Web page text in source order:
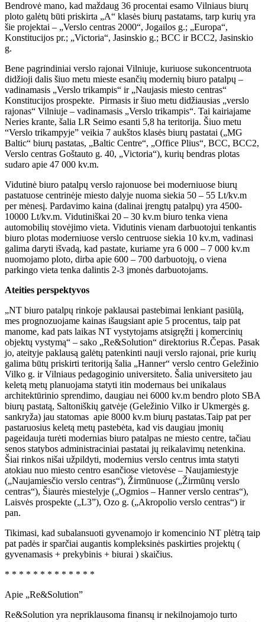
Bendrovė mano, kad maždaug 36 procentai esamo Vilniaus biurų
ploto galėtų būti priskirta „A“ klasės biurų pastatams, tarp kurių yra
šie projektai – „Verslo centras 2000“, Jogailos g.; „Europa“,
Konstitucijos pr.; „Victoria“, Jasinskio g.; BCC ir BCC2, Jasinskio
g.
Bene pagrindiniai verslo rajonai Vilniuje, kuriuose sukoncentruota
didžioji dalis šiuo metu mieste esančių modernių biuro patalpų –
vadinamasis „Verslo trikampis“ ir „Naujasis miesto centras“
Konstitucijos prospekte. Pirmasis ir šiuo metu didžiausias „verslo
rajonas“ Vilniuje – vadinamasis „Verslo trikampis“. Tai kairiajame
Neries krante, šalia LR Seimo esanti 5,8 ha teritorija. Šiuo metu
“Verslo trikampyje” veikia 7 aukštos klasės biurų pastatai („MG
Baltic“ biurų pastatas, „Baltic Centre“, „Office Plius“, BCC, BCC2,
Verslo centras Goštauto g. 40, „Victoria“), kurių bendras plotas
sudaro apie 47 000 kv.m.
Vidutinė biuro patalpų verslo rajonuose bei moderniuose biurų
pastatuose centrinėje miesto dalyje nuoma siekia 50 – 55 Lt/kv.m
per mėnesį. Pardavimo kaina (dalinai įrengtų patalpų) yra 4500-
10000 Lt/kv.m. Vidutiniškai 20 – 30 kv.m biuro tenka viena
automobilių stovėjimo vieta. Vidutinis vienam darbuotojui tenkantis
biuro plotas moderniuose verslo centruose siekia 10 kv.m, vadinasi
galima daryti išvadą, kad pastate, kuriame yra 6 000 – 7 000 kv.m
nuomojamo ploto, dirba apie 600 – 700 darbuotojų, o viena
parkingo vieta tenka dalintis 2-3 įmonės darbuotojams.
Ateities perspektyvos
„NT biuro patalpų rinkoje paklausai pastebimai lenkiant pasiūlą,
mes prognozuojame kainas išaugsiant apie 5 procentus, taip pat
manome, kad pats laikas NT vystytojams atsigręžti į komercinių
objektų vystymą“ – sako „Re&Solution“ direktorius R.Čepas. Pasak
jo, ateityje paklausą galėtų patenkinti nauji verslo rajonai, prie kurių
galima būtų priskirti teritoriją šalia „Hanner“ verslo centro Geležinio
Vilko g. ir Vilniaus pedagoginio universiteto. Šalia universiteto jau
keletą metų planuojama statyti itin modernaus bei unikalaus
architektūrinio sprendimo, daugiau nei 6000 kv.m bendro ploto SBA
biurų pastatą, Saltoniškių gatvėje (Geležinio Vilko ir Ukmergės g.
sankryža) jau statomas apie 8000 kv.m biurų pastatas.Taip pat per
pastaruosius keletą metų pastebėta, kad vis daugiau įmonių
pageidauja turėti modernias biuro patalpas ne miesto centre, tačiau
senos statybos administraciniai pastatai jų reikalavimų netenkina.
Šiai rinkos nišai užpildyti, modernius verslo centrus imta statyti
atokiau nuo miesto centro esančiose vietovėse – Naujamiestyje
(„Naujamiesčio verslo centras“), Žirmūnuose („Žirmūnų verslo
centras“), Šiaurės miestelyje („Ogmios – Hanner verslo centras“),
Laisvės prospekte („L3”), Ozo g. („Akropolio verslo centras“) ir
pan.
Tikimasi, kad subalansuoti gyvenamojo ir komencinio NT plėtrą taip
pat padės ir sparčiai augantis kompleksinės paskirties projektų (
gyvenamasis + prekybinis + biurai ) skaičius.
* * * * * * * * * * * * *
Apie „Re&Solution”
Re&Solution yra nepriklausoma finansų ir nekilnojamojo turto